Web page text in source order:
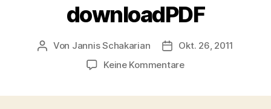
downloadPDF
Beitragsautor
Von Jannis Schakarian
Okt. 26, 2011
Keine Kommentarezu